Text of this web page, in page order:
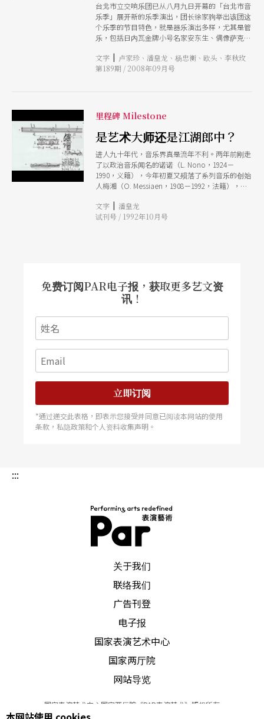
台北市立交响乐团已从八月九日开幕的「台北市音
乐季」展开新的乐季演出，团长徐家驹举出该团这
个乐季的节目特色，就是器乐演出多样，尤其是管
乐，包括日内瓦金牌小号名家安东生、偶像萨克斯
当令人期待。而固定演出歌剧的北市交，今年也推
出新菜色，浦契尼《强尼．史基基》及费拉里《苏
文字 | 卢家珍、潘皇龙、杨忠衡、欧头、李秋玫
第189期 / 2008年09月号
里程碑 Milestone
是艺术大师还是江湖郎中？
进人九十年代，音乐界真是流年不利。两年前刚走
了以政治音乐闻名的诺诺（L. Nono，1924－
1990，义籍），今年初夏又殒落了系列音乐的创始
人梅湘（O. Messiaen，1908－1992，法籍），最
1992，美籍）。诺诺以系列音乐闻名，刻意强调音
乐的政治功能，并以拼贴技巧著称。梅湘于1949年
球，堪称乐坛怪杰。以上三位大师，风格虽各异，
引领五十年代的音乐革命，却是各有功劳。 1977
年五月间在西德首府波昂举行的「国际现代音乐协
排了凯吉的钢琴协奏曲，当时看著他即席发散分
谱，独奏家时而弹奏、时而环绕钢琴，以棒捶敲击
震惊。这到底是另一种新的表演形态，抑或是江湖
郎中卖膏药？简直是「无政府主义」！太不可思议
北因而突然间刮起了新艺术的短暂旋风。尔后有某
位作曲家，曾私下携带了部份国内作曲家的作品，
到旅馆请教凯吉，他却从众多作品中，独挑我最引
起争议的「第二号弦乐四重奏」，再三褒奖，很出
我意外。一九八八年暑假，海峡两岸的作曲家在纽
天，对他的笑容举止平易近人，印象深刻。后来，
两厅院有意在1991年秋举办「第一届台北国际现代
文字 | 潘皇龙
试刊号 / 1992年10月号
免费订阅PAR电子报，获取更多艺文资
讯！
立即订阅
*通过递交此表格，即表示您接受并同意已阅读本网站的使用
条款，私隐政策和个人资料收集声明。
:::
关于我们
联络我们
广告刊登
电子报
国家表演艺术中心
国家两厅院
网站导览
国家表演艺术中心国家两厅院《PAR表演艺术》版权所有